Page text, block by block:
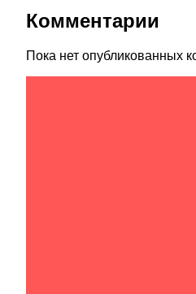
Комментарии
Пока нет опубликованных